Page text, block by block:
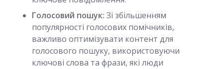
Голосовий пошук: Зі збільшенням
популярності голосових помічників,
важливо оптимізувати контент для
голосового пошуку, використовуючи
ключові слова та фрази, які люди